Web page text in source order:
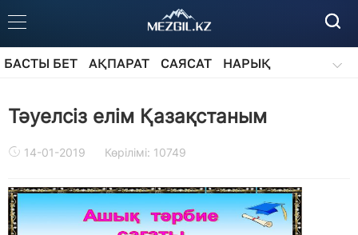
БАСТЫ БЕТ АҚПАРАТ САЯСАТ
НАРЫҚ
Тәуелсіз елім Қазақстаным
14-01-2019 Көрілімі: 10749